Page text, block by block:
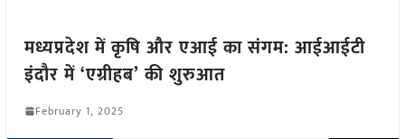
मध्यप्रदेश में कृषि और एआई का संगम: आईआईटी
इंदौर में ‘एग्रीहब’ की शुरुआत
February 1, 2025